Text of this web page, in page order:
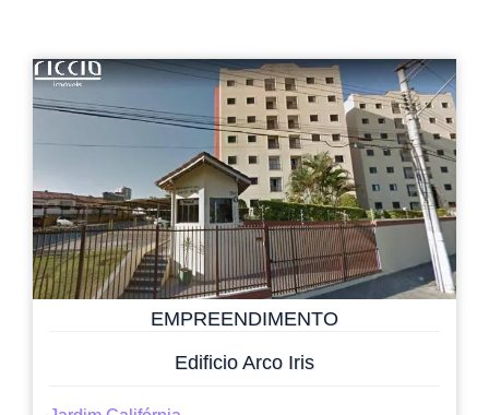
EMPREENDIMENTO
Edificio Arco Iris